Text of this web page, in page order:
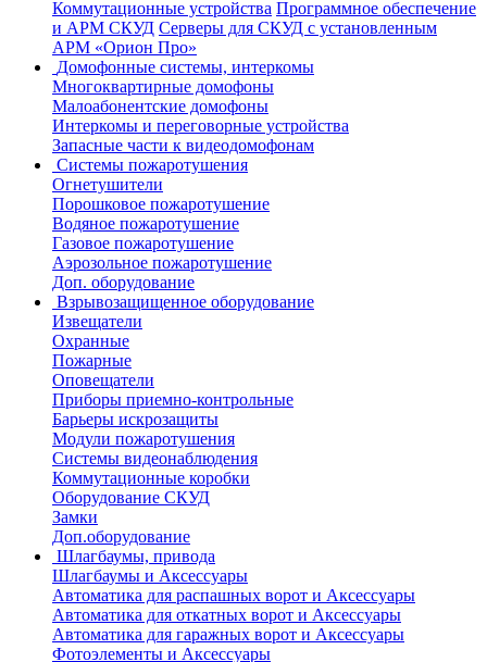
Коммутационные устройства Программное обеспечение
и АРМ СКУД Серверы для СКУД с установленным
АРМ «Орион Про»
Домофонные системы, интеркомы
Многоквартирные домофоны
Малоабонентские домофоны
Интеркомы и переговорные устройства
Запасные части к видеодомофонам
Системы пожаротушения
Огнетушители
Порошковое пожаротушение
Водяное пожаротушение
Газовое пожаротушение
Аэрозольное пожаротушение
Доп. оборудование
Взрывозащищенное оборудование
Извещатели
Охранные
Пожарные
Оповещатели
Приборы приемно-контрольные
Барьеры искрозащиты
Модули пожаротушения
Системы видеонаблюдения
Коммутационные коробки
Оборудование СКУД
Замки
Доп.оборудование
Шлагбаумы, привода
Шлагбаумы и Аксессуары
Автоматика для распашных ворот и Аксессуары
Автоматика для откатных ворот и Аксессуары
Автоматика для гаражных ворот и Аксессуары
Фотоэлементы и Аксессуары